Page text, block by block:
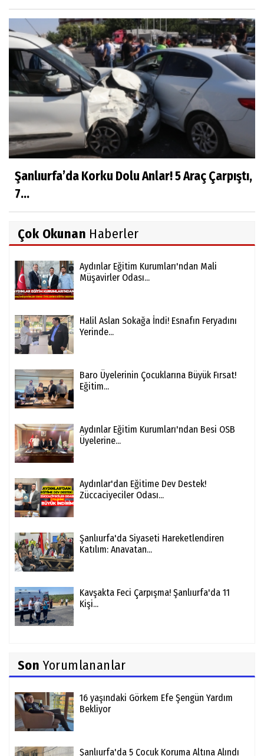
Şanlıurfa’da Korku Dolu Anlar! 5 Araç Çarpıştı,
7...
Çok Okunan Haberler
Aydınlar Eğitim Kurumları'ndan Mali
Müşavirler Odası...
Halil Aslan Sokağa İndi! Esnafın Feryadını
Yerinde...
Baro Üyelerinin Çocuklarına Büyük Fırsat!
Eğitim...
Aydınlar Eğitim Kurumları'ndan Besi OSB
Üyelerine...
Aydınlar'dan Eğitime Dev Destek!
Züccaciyeciler Odası...
Şanlıurfa'da Siyaseti Hareketlendiren
Katılım: Anavatan...
Kavşakta Feci Çarpışma! Şanlıurfa'da 11
Kişi...
Son Yorumlananlar
16 yaşındaki Görkem Efe Şengün Yardım
Bekliyor
Şanlıurfa'da 5 Çocuk Koruma Altına Alındı